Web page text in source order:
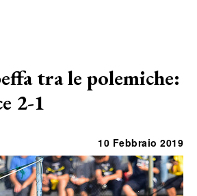
tra le polemiche:
2-1
10 Febbraio 2019